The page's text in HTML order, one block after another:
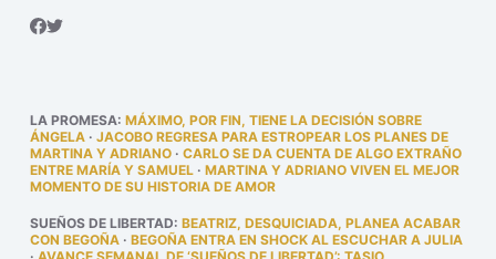
LA PROMESA: MÁXIMO, POR FIN, TIENE LA DECISIÓN SOBRE
ÁNGELA· JACOBO REGRESA PARA ESTROPEAR LOS PLANES DE
MARTINA Y ADRIANO· CARLO SE DA CUENTA DE ALGO EXTRAÑO
ENTRE MARÍA Y SAMUEL· MARTINA Y ADRIANO VIVEN EL MEJOR
MOMENTO DE SU HISTORIA DE AMOR
SUEÑOS DE LIBERTAD: BEATRIZ, DESQUICIADA, PLANEA ACABAR
CON BEGOÑA· BEGOÑA ENTRA EN SHOCK AL ESCUCHAR A JULIA